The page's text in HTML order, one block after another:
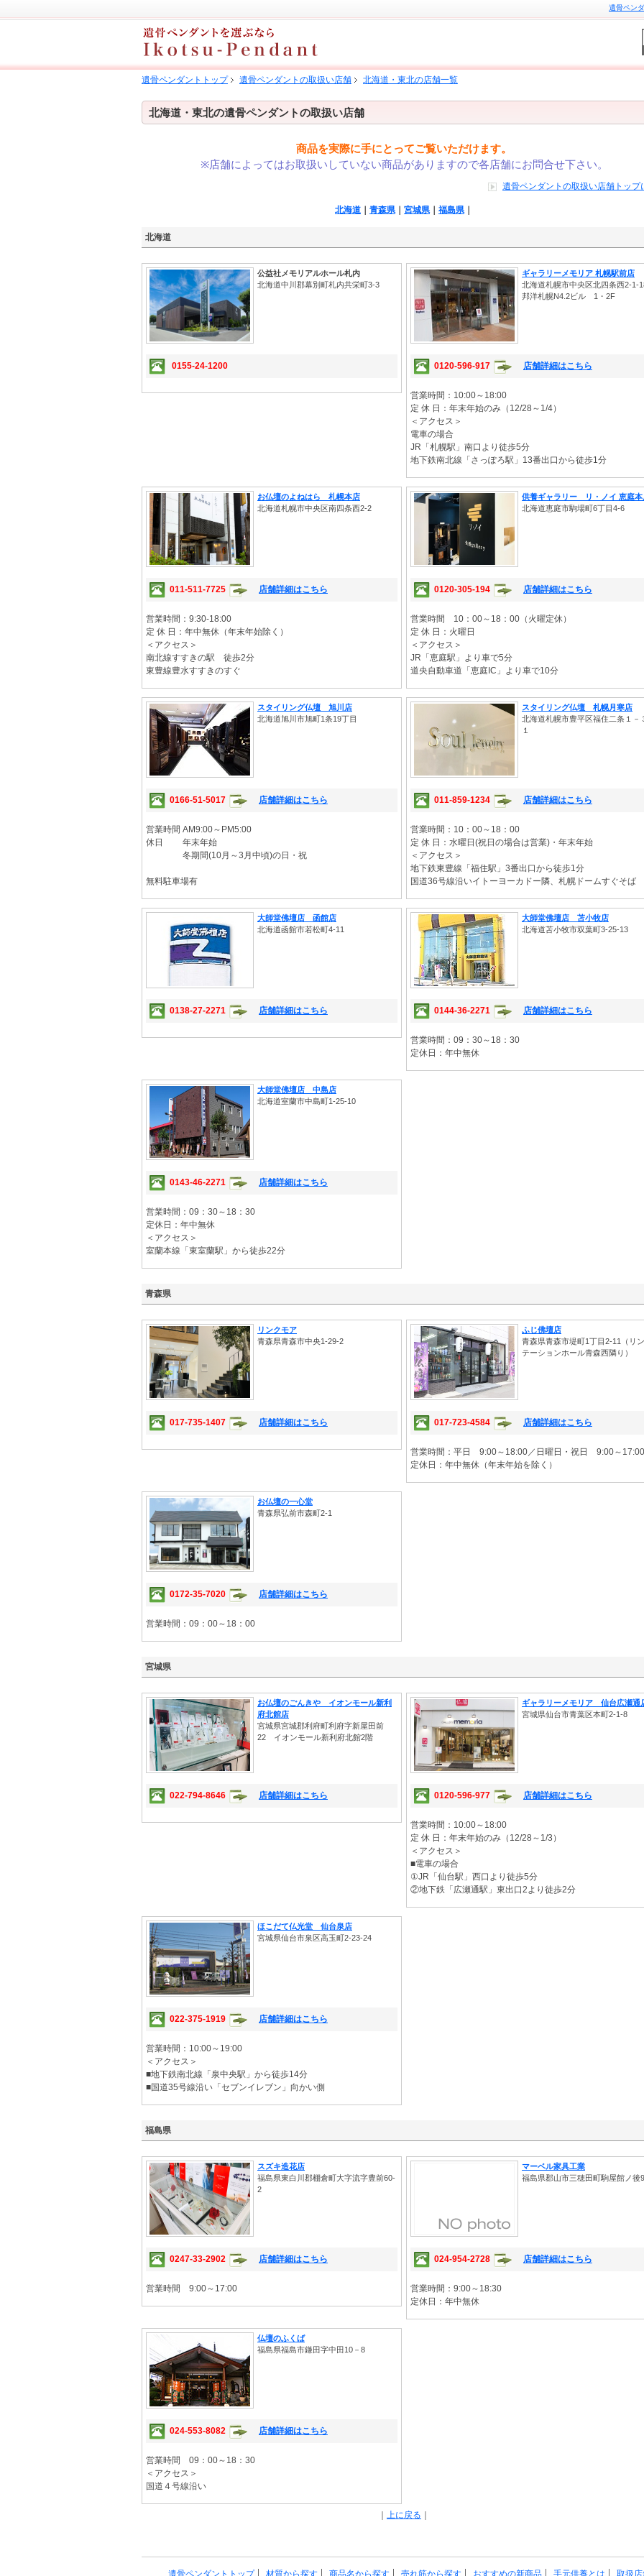
遺骨ペン
遺骨ペンダントトップ 遺骨ペンダントの取扱い店舗 北海道・東北の店舗一覧
北海道・東北の遺骨ペンダントの取扱い店舗
商品を実際に手にとってご覧いただけます。
※店舗によってはお取扱いしていない商品がありますので各店舗にお問合せ下さい。
遺骨ペンダントの取扱い店舗トップ
北海道 青森県｜ 宮城県｜ 福島県｜
北海道
公益社メモリアルホール札内
北海道中川郡幕別町札内共栄町3-3
0155-24-1200
ギャラリーメモリア 札幌駅前店
北海道札幌市中央区北四条西2-
邦洋札幌N4.2ビル 1・2F
0120-596-917 店舗詳細はこちら
営業時間：10:00～18:00
定 休 日：年末年始のみ（12/28～1/4）
＜アクセス＞
電車の場合
JR「札幌駅」南口より徒歩5分
地下鉄南北線「さっぽろ駅」13番出口から徒歩1分
お仏壇のよねはら 札幌本店
北海道札幌市中央区南四条西2-2
011-511-7725 店舗詳細はこちら
営業時間：9:30-18:00
定 休 日：年中無休（年末年始除く）
＜アクセス＞
南北線すすきの駅 徒歩2分
東豊線豊水すすきのすぐ
供養ギャラリー リ・ノイ 恵庭本
北海道恵庭市駒場町6丁目4-6
0120-305-194 店舗詳細はこちら
営業時間 10：00～18：00（火曜定休）
定 休 日：火曜日
＜アクセス＞
JR「恵庭駅」より車で5分
道央自動車道「恵庭IC」より車で10分
スタイリング仏壇 旭川店
北海道旭川市旭町1条19丁目
0166-51-5017 店舗詳細はこちら
営業時間 AM9:00～PM5:00
休日 年末年始
冬期間(10月～3月中頃)の日・祝
無料駐車場有
スタイリング仏壇 札幌月寒店
北海道札幌市豊平区福住二条１－
１
011-859-1234 店舗詳細はこちら
営業時間：10：00～18：00
定 休 日：水曜日(祝日の場合は営業)・年末年始
＜アクセス＞
地下鉄東豊線「福住駅」3番出口から徒歩1分
国道36号線沿いイトーヨーカドー隣、札幌ドームすぐ
大師堂佛壇店 函館店
北海道函館市若松町4-11
0138-27-2271 店舗詳細はこちら
大師堂佛壇店 苫小牧店
北海道苫小牧市双葉町3-25-13
0144-36-2271 店舗詳細はこちら
営業時間：09：30～18：30
定休日：年中無休
大師堂佛壇店 中島店
北海道室蘭市中島町1-25-10
0143-46-2271 店舗詳細はこちら
営業時間：09：30～18：30
定休日：年中無休
＜アクセス＞
室蘭本線「東室蘭駅」から徒歩22分
青森県
リンクモア
青森県青森市中央1-29-2
017-735-1407 店舗詳細はこちら
ふじ佛壇店
青森県青森市堤町1丁目2-11（リ
テーションホール青森西隣り）
017-723-4584 店舗詳細はこちら
営業時間：平日 9:00～18:00／日曜日・祝日 9:00～17:00
定休日：年中無休（年末年始を除く）
お仏壇の一心堂
青森県弘前市森町2-1
0172-35-7020 店舗詳細はこちら
営業時間：09：00～18：00
宮城県
お仏壇のごんきや イオンモール新利
府北館店
宮城県宮城郡利府町利府字新屋田前
22 イオンモール新利府北館2階
022-794-8646 店舗詳細はこちら
ギャラリーメモリア 仙台広瀬通
宮城県仙台市青葉区本町2-1-8
0120-596-977 店舗詳細はこちら
営業時間：10:00～18:00
定 休 日：年末年始のみ（12/28～1/3）
＜アクセス＞
■電車の場合
①JR「仙台駅」西口より徒歩5分
②地下鉄「広瀬通駅」東出口2より徒歩2分
ほこだて仏光堂 仙台泉店
宮城県仙台市泉区高玉町2-23-24
022-375-1919 店舗詳細はこちら
営業時間：10:00～19:00
＜アクセス＞
■地下鉄南北線「泉中央駅」から徒歩14分
■国道35号線沿い「セブンイレブン」向かい側
福島県
スズキ造花店
福島県東白川郡棚倉町大字流字豊前60-
2
0247-33-2902 店舗詳細はこちら
営業時間 9:00～17:00
マーベル家具工業
福島県郡山市三穂田町駒屋館ノ後
024-954-2728 店舗詳細はこちら
営業時間：9:00～18:30
定休日：年中無休
仏壇のふくば
福島県福島市鎌田字中田10－8
024-553-8082 店舗詳細はこちら
営業時間 09：00～18：30
＜アクセス＞
国道４号線沿い
上に戻る
遺骨ペンダントトップ 材質から探す 商品名から探す 売れ筋から探す おすすめの新商品 手元供養とは 取扱